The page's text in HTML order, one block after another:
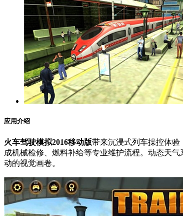
应用介绍
火车驾驶模拟2016移动版带来沉浸式列车操控体
成机械检修、燃料补给等专业维护流程。动态天
动的视觉画卷。